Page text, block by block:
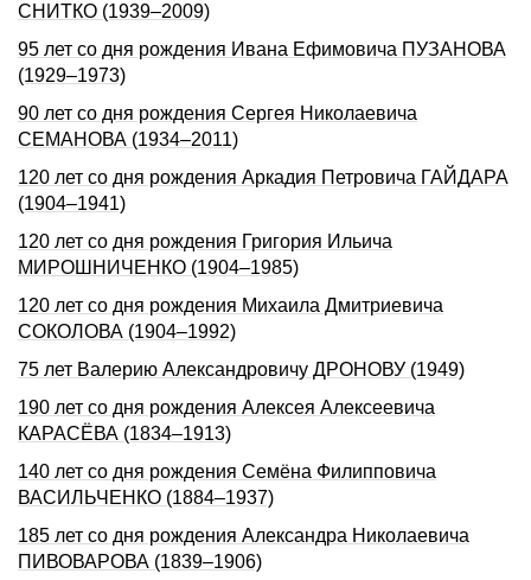
СНИТКО (1939–2009)
95 лет со дня рождения Ивана Ефимовича ПУЗАНОВА
(1929–1973)
90 лет со дня рождения Сергея Николаевича
СЕМАНОВА (1934–2011)
120 лет со дня рождения Аркадия Петровича ГАЙДАРА
(1904–1941)
120 лет со дня рождения Григория Ильича
МИРОШНИЧЕHКО (1904–1985)
120 лет со дня рождения Михаила Дмитриевича
СОКОЛОВА (1904–1992)
75 лет Валерию Александровичу ДРОНОВУ (1949)
190 лет со дня рождения Алексея Алексеевича
КАРАСЁВА (1834–1913)
140 лет со дня рождения Семёна Филипповича
ВАСИЛЬЧЕНКО (1884–1937)
185 лет со дня рождения Александра Николаевича
ПИВОВАРОВА (1839–1906)